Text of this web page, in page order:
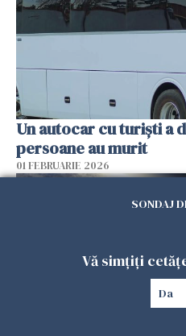
Un autocar cu turiști a
persoane au murit
01 FEBRUARIE 2026
SONDAJ
Vă simțiți
Da